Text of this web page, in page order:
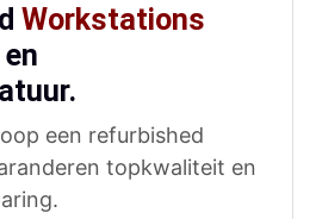
Workstations
een refurbished
topkwaliteit en